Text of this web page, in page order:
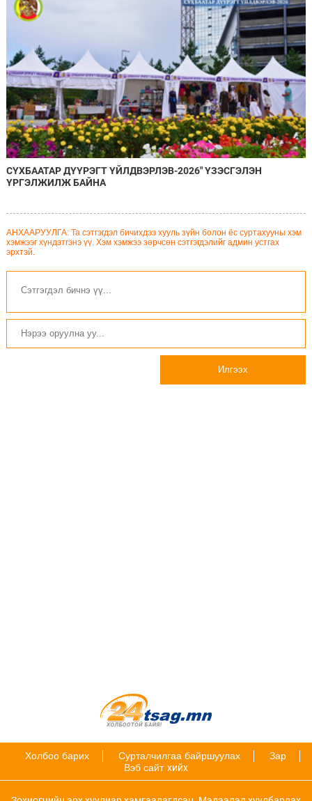
СҮХБААТАР ДҮҮРЭГТ ҮЙЛДВЭРЛЭВ-2026" ҮЗЭСГЭЛЭН
ҮРГЭЛЖИЛЖ БАЙНА
АНХААРУУЛГА: Та сэтгэгдэл бичихдээ хууль зүйн болон ёс суртахууны хэм
хэмжээг хүндэтгэнэ үү. Хэм хэмжээ зөрчсөн сэтгэгдэлийг админ устгах
эрхтэй.
Илгээх
Холбоо барих Сурталчилгаа байршуулах
Зар
Вэб сайт хийх